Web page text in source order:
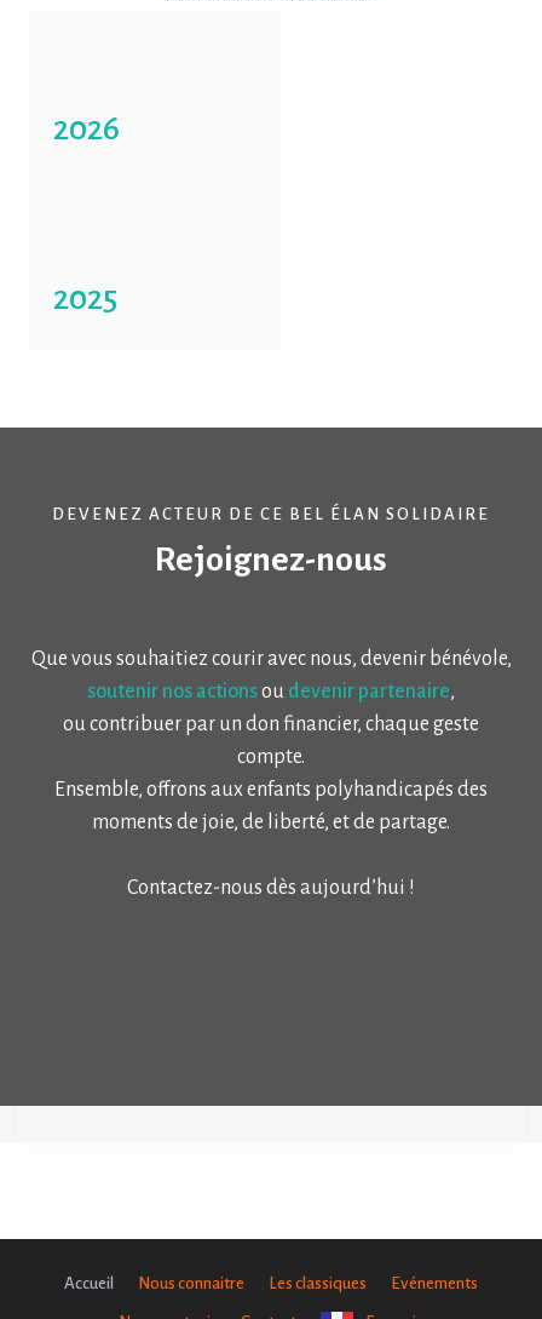
2026
2025
DEVENEZ ACTEUR DE CE BEL ÉLAN SOLIDAIRE
Rejoignez-nous
Que vous souhaitiez courir avec nous, devenir bénévole,
soutenir nos actionsou devenir partenaire,
ou contribuer par un don financier, chaque geste
compte.
Ensemble, offrons aux enfants polyhandicapés des
moments de joie, de liberté, et de partage.
Contactez-nous dès aujourd’hui !
Accueil Nous connaitre Les classiques Evénements